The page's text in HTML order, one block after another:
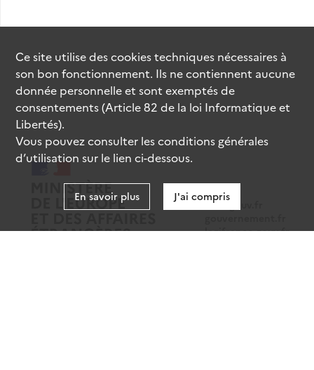
data.gouv.fr
legifrance.gouv.fr
Ce site utilise descookiestechniques nécessaires à
son bon fonctionnement. Ils ne contiennent aucune
donnée personnelle et sont exemptés de
consentements (Article 82 de la loi Informatique et
Libertés).
Vous pouvez consulter les conditions générales
d’utilisation sur le lien ci-dessous.
En savoir plus J'ai compris